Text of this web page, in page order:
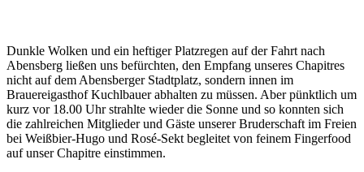
Dunkle Wolken und ein heftiger Platzregen auf der Fahrt nach
Abensberg ließen uns befürchten, den Empfang unseres Chapitres
nicht auf dem Abensberger Stadtplatz, sondern innen im
Brauereigasthof Kuchlbauer abhalten zu müssen. Aber pünktlich um
kurz vor 18.00 Uhr strahlte wieder die Sonne und so konnten sich
die zahlreichen Mitglieder und Gäste unserer Bruderschaft im Freien
bei Weißbier-Hugo und Rosé-Sekt begleitet von feinem Fingerfood
auf unser Chapitre einstimmen.